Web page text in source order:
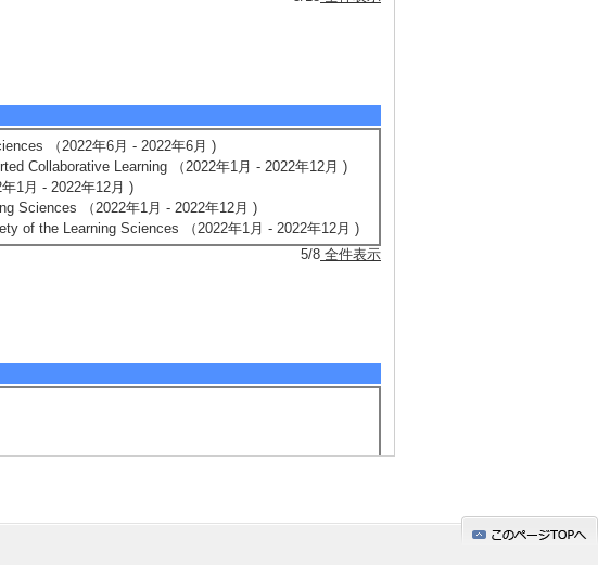
（2022年6月 - 2022年6月 )
Collaborative Learning （2022年1月 - 2022年12月 )
1月 - 2022年12月 )
Sciences （2022年1月 - 2022年12月 )
of the Learning Sciences （2022年1月 - 2022年12月 )
5/8 全件表示